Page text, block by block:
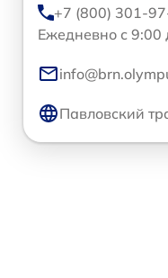
+7 (800) 301-
Ежедневно с 9:00
Павловский